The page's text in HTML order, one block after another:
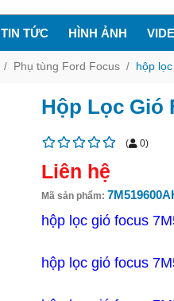
TIN TỨC HÌNH ẢNH
Phụ tùng Ford Focus hộp
Hộp Lọc Gió
( 0)
Liên hệ
Mã sản phẩm:
hộp lọc gió focus
hộp lọc gió focus